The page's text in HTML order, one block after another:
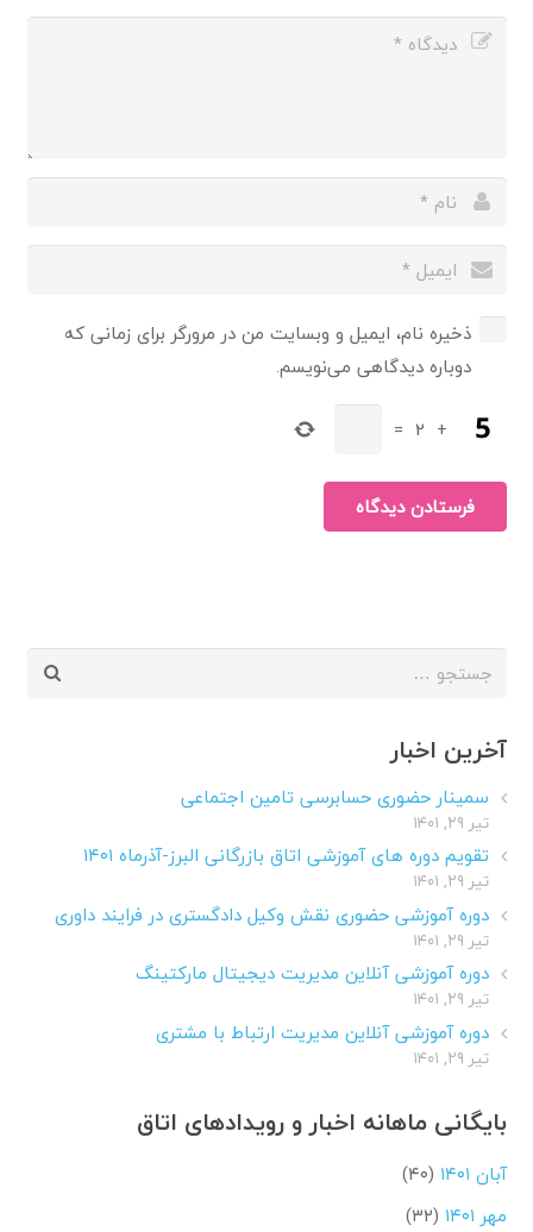
ذخیره نام، ایمیل و وبسایت من در مرورگر برای زمانی که
دوباره دیدگاهی می‌نویسم.
+
2
=
فرستادن دیدگاه
جستجو
آخرین اخبار
سمینار حضوری حسابرسی تامین اجتماعی
تیر ۲۹, ۱۴۰۱
تقویم دوره های آموزشی اتاق بازرگانی البرز-آذرماه ۱۴۰۱
تیر ۲۹, ۱۴۰۱
دوره آموزشی حضوری نقش وکیل دادگستری در فرایند داوری
تیر ۲۹, ۱۴۰۱
دوره آموزشی آنلاین مدیریت دیجیتال مارکتینگ
تیر ۲۹, ۱۴۰۱
دوره آموزشی آنلاین مدیریت ارتباط با مشتری
تیر ۲۹, ۱۴۰۱
بایگانی ماهانه اخبار و رویدادهای اتاق
آبان ۱۴۰۱
(۴۰)
مهر ۱۴۰۱
(۳۲)